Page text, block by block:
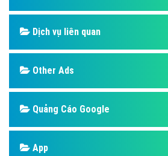
Dịch vụ liên quan
Other Ads
Quảng Cáo Google
App